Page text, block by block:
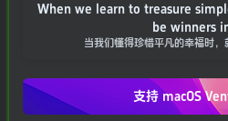
When we learn to treasure
be winners
当我们懂得珍惜平凡的幸福时
支持 macOS